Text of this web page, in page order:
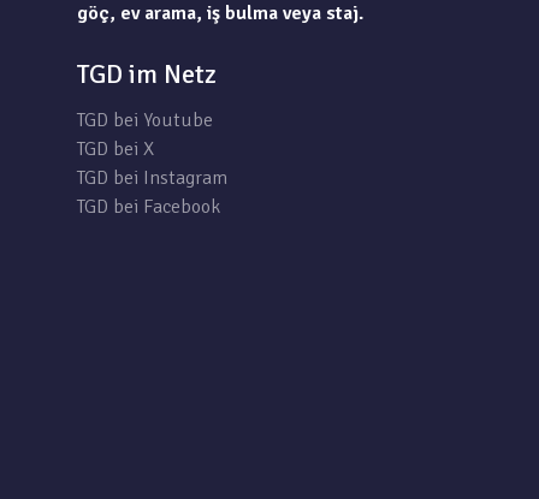
göç, ev arama, iş bulma veya staj.
TGD im Netz
TGD bei Youtube
TGD bei X
TGD bei Instagram
TGD bei Facebook